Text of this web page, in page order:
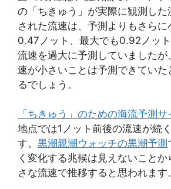
の「ちきゅう」が実際に観測した
された流速は、予測よりも さらに
0.47ノット、最大でも0.92ノッ
流速を過大に予測していましたが
速が小さいことは予測できていた
るでしょう。
「ちきゅう」のための海流予測サ
地点では1ノット前後の流速が続
す。 黒潮親潮ウォッチの黒潮予測
く変化する兆候は見えないこと
さな流速で推移すると思われます。